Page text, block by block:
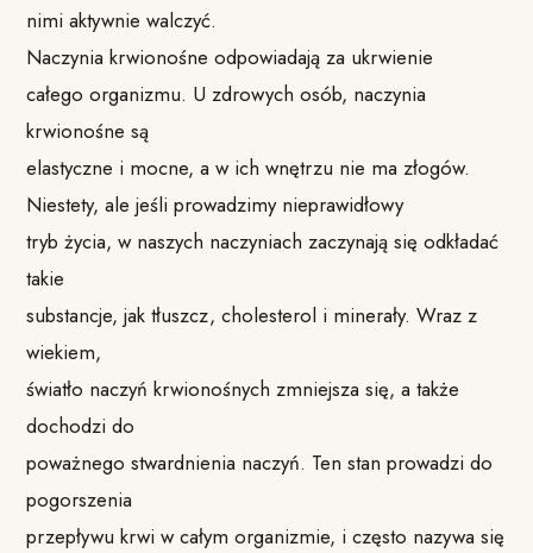
nimi aktywnie walczyć.
Naczynia krwionośne odpowiadają za ukrwienie
całego organizmu. U zdrowych osób, naczynia
krwionośne są
elastyczne i mocne, a w ich wnętrzu nie ma złogów.
Niestety, ale jeśli prowadzimy nieprawidłowy
tryb życia, w naszych naczyniach zaczynają się odkładać
takie
substancje, jak tłuszcz, cholesterol i minerały. Wraz z
wiekiem,
światło naczyń krwionośnych zmniejsza się, a także
dochodzi do
poważnego stwardnienia naczyń. Ten stan prowadzi do
pogorszenia
przepływu krwi w całym organizmie, i często nazywa się